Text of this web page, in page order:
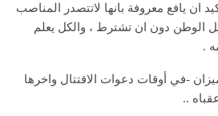
ان يافع معروفة بانها لاتتصدر المناصب
الوطن دون ان تشترط ، والكل يعلم
.
-في أوقات دعوات الاقتتال واخرها